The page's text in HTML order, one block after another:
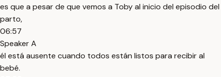
es que a pesar de que vemos a Toby al inicio del episodio del
parto,
06:57
Speaker A
él está ausente cuando todos están listos para recibir al
bebé.